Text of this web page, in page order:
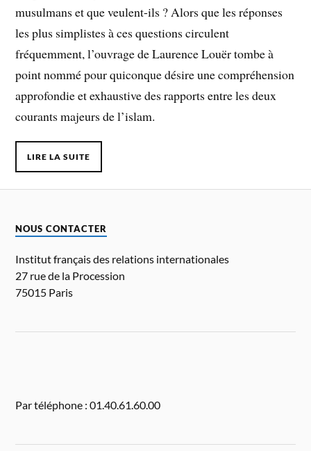
musulmans et que veulent-ils ? Alors que les réponses
les plus simplistes à ces questions circulent
fréquemment, l’ouvrage de Laurence Louër tombe à
point nommé pour quiconque désire une compréhension
approfondie et exhaustive des rapports entre les deux
courants majeurs de l’islam.
LIRE LA SUITE
NOUS CONTACTER
Institut français des relations internationales
27 rue de la Procession
75015 Paris
Par téléphone : 01.40.61.60.00